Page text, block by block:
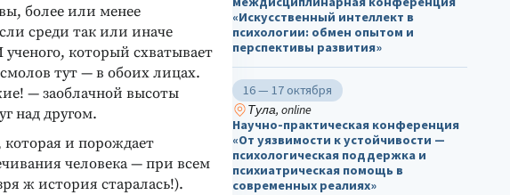
более или менее
среди так или иначе
который схватывает
тут — в обоих лицах.
— заоблачной высоты
над другом.
которая и порождает
человека — при всем
ж история старалась!).
«Искусственный интеллект в
психологии: обмен опытом и
перспективы развития»
16 — 17 октября
Тула, online
Научно-практическая конференция
«От уязвимости к устойчивости —
психологическая поддержка и
психиатрическая помощь в
современных реалиях»